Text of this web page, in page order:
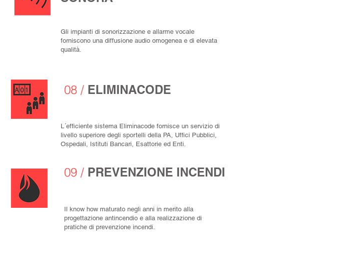
Gli impianti di sonorizzazione e allarme vocale
forniscono una diffusione audio omogenea e di elevata
qualità.
08 / ELIMINACODE
L´efficiente sistema Eliminacode fornisce un servizio di
livello superiore degli sportelli della PA, Uffici Pubblici,
Ospedali, Istituti Bancari, Esattorie ed Enti.
09 / PREVENZIONE INCENDI
Il know how maturato negli anni in merito alla
progettazione antincendio e alla realizzazione di
pratiche di prevenzione incendi.